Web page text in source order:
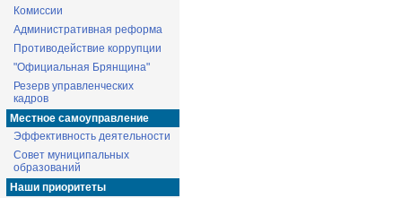
Комиссии
Административная реформа
Противодействие коррупции
"Официальная Брянщина"
Резерв управленческих
кадров
Местное самоуправление
Эффективность деятельности
Совет муниципальных
образований
Наши приоритеты